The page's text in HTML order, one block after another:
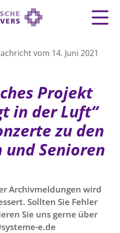
vom 14. Juni 2021
Projekt
in der Luft“
zu den
Senioren
Archivmeldungen wird
Sollten Sie Fehler
Sie uns gerne über
e.de
der Landeskirche
IN HANNOVER